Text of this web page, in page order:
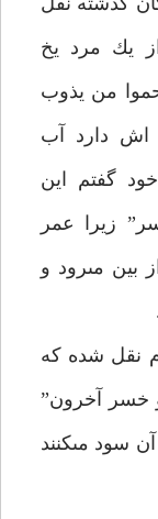
يك مرد يخ
من يذوب
اش دارد آب
گفتم اين
زيرا عمر
بين مى‏رود و
نقل شده كه
و خسر آخرون”
سود مى‏كنند